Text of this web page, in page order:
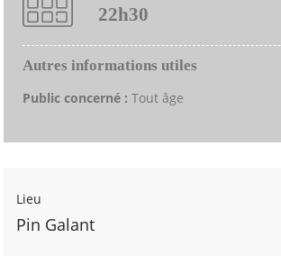
22h30
Autres informations utiles
Public concerné : Tout âge
Lieu
Pin Galant